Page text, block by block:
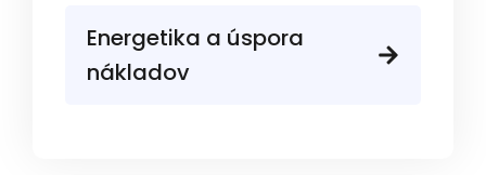
Energetika a úspora
nákladov